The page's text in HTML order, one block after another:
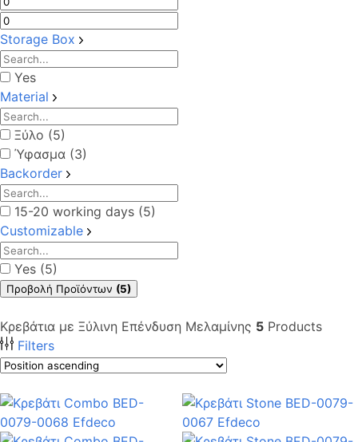
Storage Box
Yes
Material
Ξύλο (5)
Ύφασμα (3)
Backorder
15-20 working days (5)
Customizable
Yes (5)
Προβολή Προϊόντων (5)
Κρεβάτια με Ξύλινη Επένδυση Μελαμίνης 5 Products
Filters